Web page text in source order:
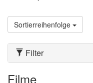
Sortierreihenfolge
Filter
Filme